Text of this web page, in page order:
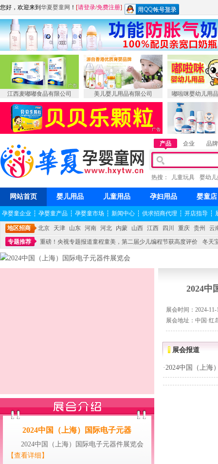
您好，欢迎来到 华夏婴童网 ！ [请登录/免费注册]
江西麦嘟嘟食品有限公司 美儿婴儿用品有限公司 嘟啦咪婴幼儿用
产品 企业 品牌
热搜： 儿童玩具 婴幼
网站首页 婴儿用品 儿童用品 孕妇用品 婴童店
孕婴童企业 ┆ 孕婴童产品 ┆ 孕婴童市场 ┆ 新闻中心 ┆ 供求招商代理 ┆ 开店指导 ┆
地区招商 北京 天津 山东 河南 河北 内蒙 山西 江西 四川 重庆 贵州
云
专题推荐
重磅！央视专题报道童程童美，第二届少儿编程节获高度评价
冬天
不能再单纯地销售产品,而要向增强服务转型,毕竟母婴产品比较特殊。”
2024中国（上海）国际电子元器
2024中国（上海）国际电子元器件展览会
【查看详细】
2024中
展会时间：2024-11-
展会地址：中国·红
展会报道
·2024中国（上海